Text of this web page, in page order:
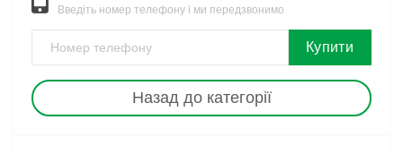
Введіть номер телефону і ми передзвонимо
Купити
Назад до категорії